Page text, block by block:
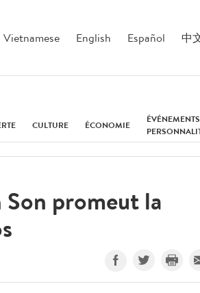
Vietnamese English Español 中
CULTURE ÉCONOMIE
promeut la